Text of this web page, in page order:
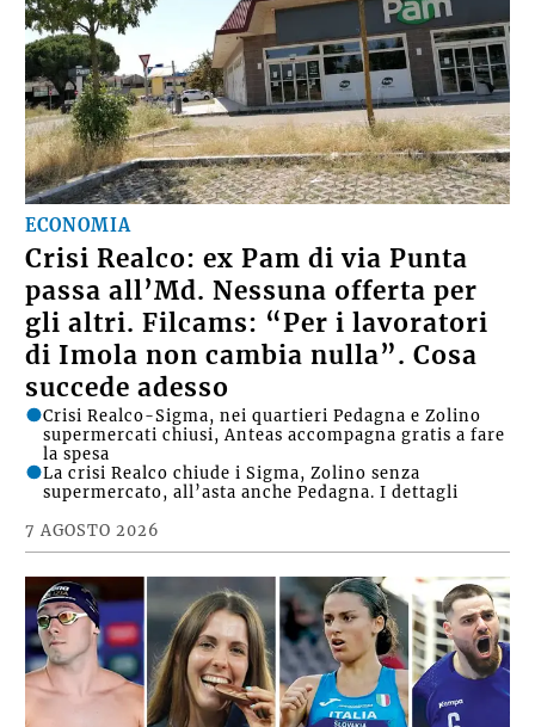
ECONOMIA
Crisi Realco: ex Pam di via Punta
passa all’Md. Nessuna offerta per
gli altri. Filcams: “Per i lavoratori
di Imola non cambia nulla”. Cosa
succede adesso
7 AGOSTO 2026
Crisi Realco-Sigma, nei quartieri Pedagna e Zolino
supermercati chiusi, Anteas accompagna gratis a fare
la spesa
La crisi Realco chiude i Sigma, Zolino senza
supermercato, all’asta anche Pedagna. I dettagli